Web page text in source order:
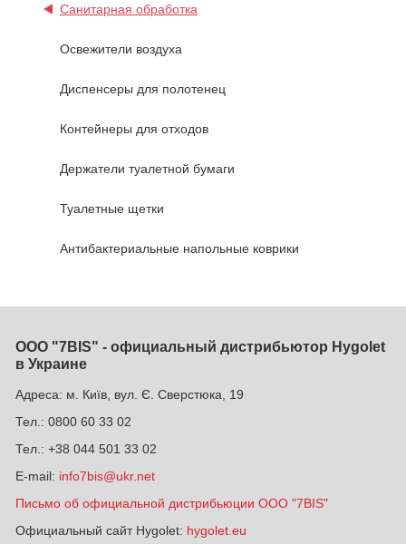
Санитарная обработка
Освежители воздуха
Диспенсеры для полотенец
Контейнеры для отходов
Держатели туалетной бумаги
Туалетные щетки
Антибактериальные напольные коврики
ООО "7BIS" - официальный дистрибьютор Hygolet
в Украине
Адреса: м. Київ, вул. Є. Сверстюка, 19
Тел.: 0800 60 33 02
Тел.: +38 044 501 33 02
E-mail: info7bis@ukr.net
Письмо об официальной дистрибьюции ООО "7BIS"
Официальный сайт Hygolet: hygolet.eu